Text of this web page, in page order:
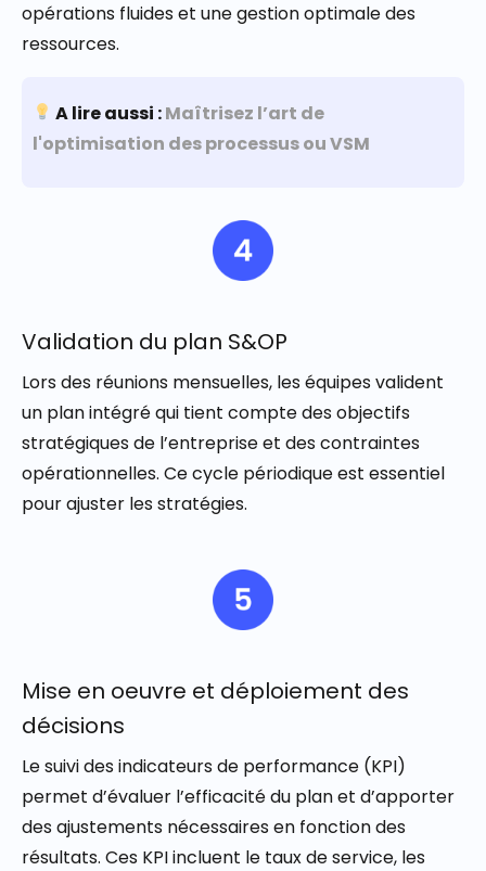
opérations fluides et une gestion optimale des
ressources.
A lire aussi :Maîtrisez l’art de
l'optimisation des processus ou VSM
Validation du plan S&OP
Lors des réunions mensuelles, les équipes valident
un plan intégré qui tient compte des objectifs
stratégiques de l’entreprise et des contraintes
opérationnelles. Ce cycle périodique est essentiel
pour ajuster les stratégies.
Mise en oeuvre et déploiement des
décisions
Le suivi des indicateurs de performance (KPI)
permet d’évaluer l’efficacité du plan et d’apporter
des ajustements nécessaires en fonction des
résultats. Ces KPI incluent le taux de service, les